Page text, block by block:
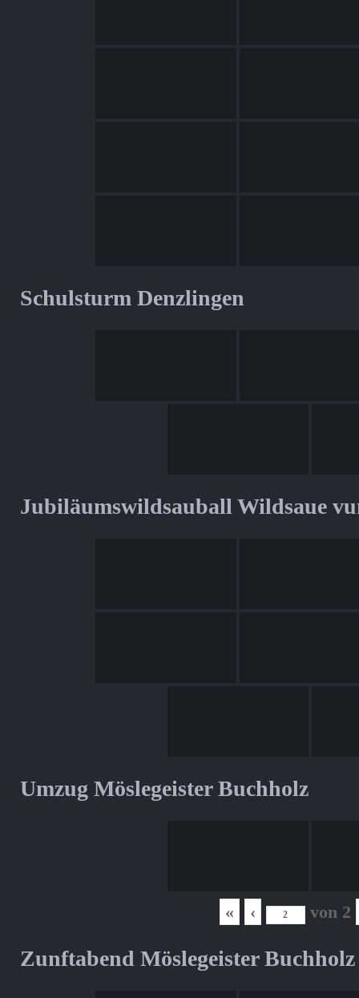
Schulsturm Denzlingen
Jubiläumswildsauball Wildsaue
Umzug Möslegeister Buchholz
« ‹ von 2
Zunftabend Möslegeister Buchholz